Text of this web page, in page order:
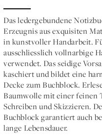
Das ledergebundene
Erzeugnis aus exquisiten
in kunstvoller Handarbeit.
ausschliesslich vollnarbige
verwendet. Das seidige
kaschiert und bildet eine
Decke zum Buchblock.
Baumwolle mit einer feinen
Schreiben und Skizzieren.
Buchblock garantiert auch
lange Lebensdauer.